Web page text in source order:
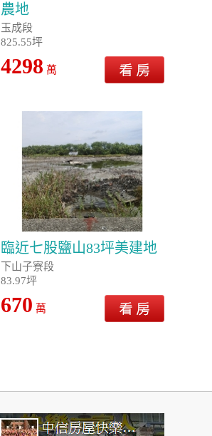
農地
玉成段
825.55坪
4298 萬
臨近七股鹽山83坪美建地
下山子寮段
83.97坪
670 萬